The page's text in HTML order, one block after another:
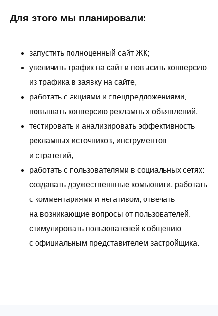
Для этого мы планировали:
запустить полноценный сайт ЖК;
увеличить трафик на сайт и повысить конверсию
из трафика в заявку на сайте,
работать с акциями и спецпредложениями,
повышать конверсию рекламных объявлений,
тестировать и анализировать эффективность
рекламных источников, инструментов
и стратегий,
работать с пользователями в социальных сетях:
создавать дружественнные комьюнити, работать
с комментариями и негативом, отвечать
на возникающие вопросы от пользователей,
стимулировать пользователей к общению
с официальным представителем застройщика.